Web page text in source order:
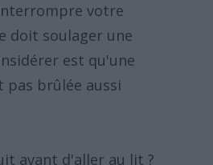
votre
doit soulager une
est qu'une
pas brûlée aussi
avant d'aller au lit ?